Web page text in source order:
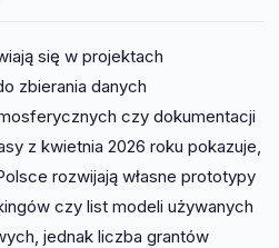
się w projektach
zbierania danych
czy dokumentacji
z kwietnia 2026 roku pokazuje,
rozwijają własne prototypy
czy list modeli używanych
jednak liczba grantów